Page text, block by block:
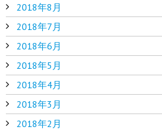
2018年8月
2018年7月
2018年6月
2018年5月
2018年4月
2018年3月
2018年2月